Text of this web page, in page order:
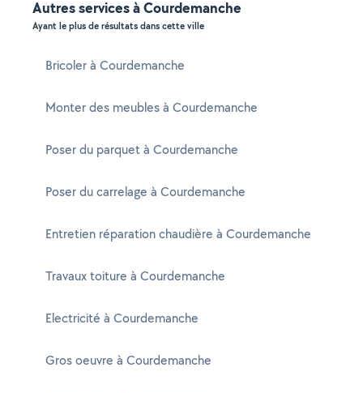
Autres services à Courdemanche
Ayant le plus de résultats dans cette ville
Bricoler à Courdemanche
Monter des meubles à Courdemanche
Poser du parquet à Courdemanche
Poser du carrelage à Courdemanche
Entretien réparation chaudière à Courdemanche
Travaux toiture à Courdemanche
Electricité à Courdemanche
Gros oeuvre à Courdemanche